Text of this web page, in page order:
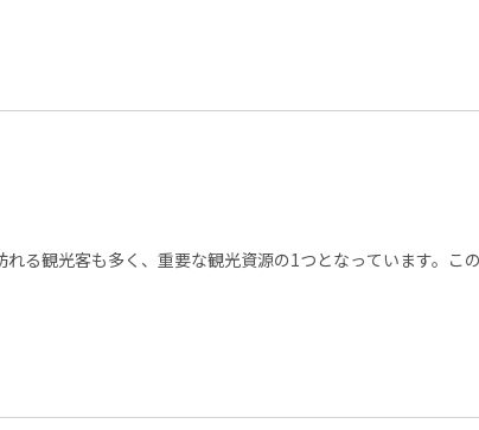
る観光客も多く、重要な観光資源の1つとなっています。こ